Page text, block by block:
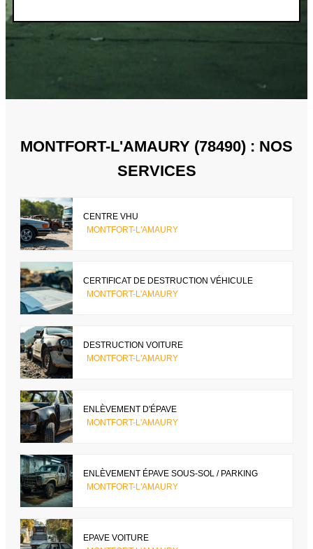
MONTFORT-L'AMAURY (78490) : NOS
SERVICES
CENTRE VHU
MONTFORT-L'AMAURY
CERTIFICAT DE DESTRUCTION VÉHICULE
MONTFORT-L'AMAURY
DESTRUCTION VOITURE
MONTFORT-L'AMAURY
ENLÈVEMENT D'ÉPAVE
MONTFORT-L'AMAURY
ENLÈVEMENT ÉPAVE SOUS-SOL / PARKING
MONTFORT-L'AMAURY
EPAVE VOITURE